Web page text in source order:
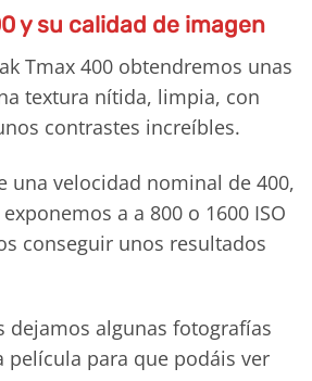
y su calidad de imagen
Tmax 400 obtendremos unas
textura nítida, limpia, con
contrastes increíbles.
una velocidad nominal de 400,
a a 800 o 1600 ISO
conseguir unos resultados
dejamos algunas fotografías
película para que podáis ver